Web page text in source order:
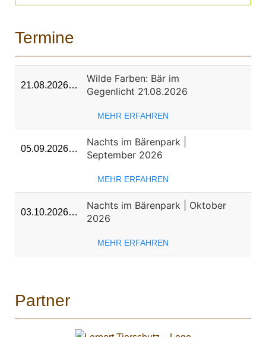
Termine
21.08.2026…
Wilde Farben: Bär im
Gegenlicht 21.08.2026
MEHR ERFAHREN
05.09.2026…
Nachts im Bärenpark |
September 2026
MEHR ERFAHREN
03.10.2026…
Nachts im Bärenpark | Oktober
2026
MEHR ERFAHREN
Partner